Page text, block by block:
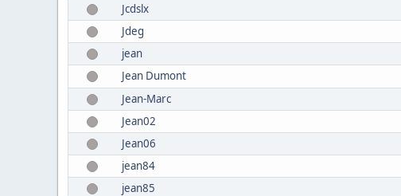
Jcdslx
Jdeg
jean
Jean Dumont
Jean-Marc
Jean02
Jean06
jean84
jean85